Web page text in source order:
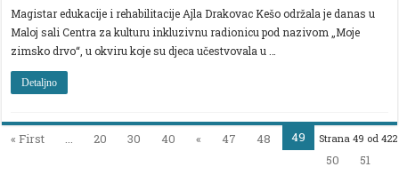
Magistar edukacije i rehabilitacije Ajla Drakovac Kešo održala je danas u
Maloj sali Centra za kulturu inkluzivnu radionicu pod nazivom „Moje
zimsko drvo“, u okviru koje su djeca učestvovala u …
Detaljno
Strana 49 od 422
« First ... 20 30 40 « 47 48
49
50
51